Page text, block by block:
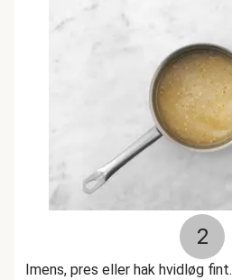
2
Imens, pres eller hak hvidløg fint.